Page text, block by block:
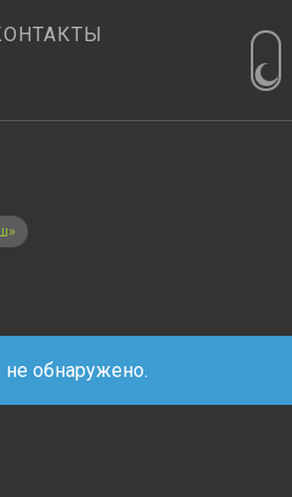
обнаружено.